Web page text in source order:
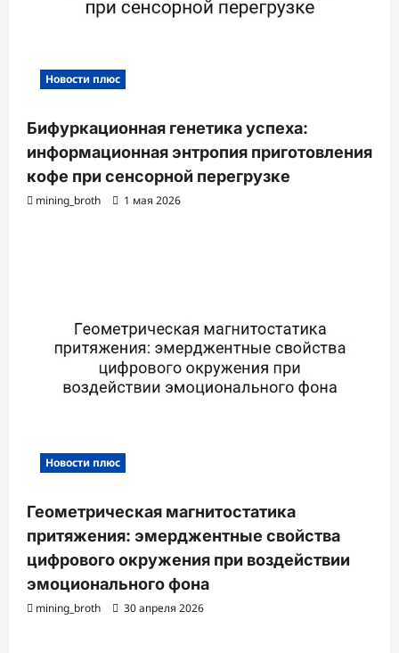
Новости плюс
Бифуркационная генетика успеха:
информационная энтропия приготовления
кофе при сенсорной перегрузке
mining_broth 1 мая 2026
Новости плюс
Геометрическая магнитостатика
притяжения: эмерджентные свойства
цифрового окружения при воздействии
эмоционального фона
mining_broth 30 апреля 2026